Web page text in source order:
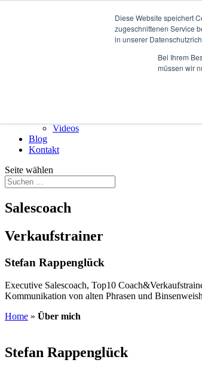
Diese Website speichert
zugeschnittenen Service
in unserer
Bei Ihrem
müssen wir
Rückruf vereinbaren
Videos
Blog
Kontakt
Seite wählen
Salescoach
Verkaufstrainer
Stefan Rappenglück
Executive Salescoach, Top10
Kommunikation von alten Phrasen und
Home » Über mich
Stefan Rappenglück